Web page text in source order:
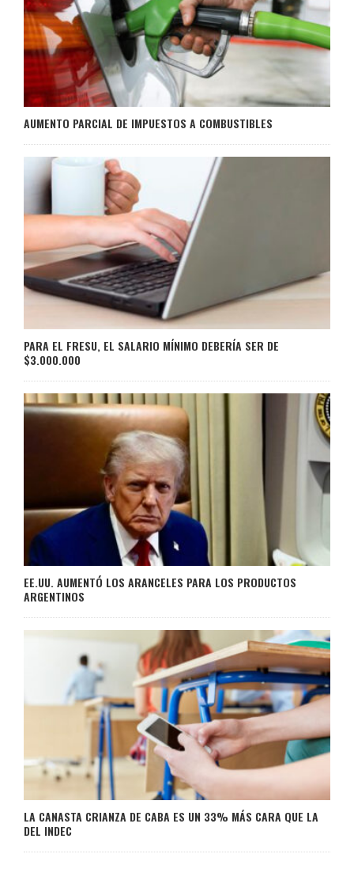
AUMENTO PARCIAL DE IMPUESTOS A COMBUSTIBLES
PARA EL FRESU, EL SALARIO MÍNIMO DEBERÍA SER DE
$3.000.000
EE.UU. AUMENTÓ LOS ARANCELES PARA LOS PRODUCTOS
ARGENTINOS
LA CANASTA CRIANZA DE CABA ES UN 33% MÁS CARA QUE LA
DEL INDEC